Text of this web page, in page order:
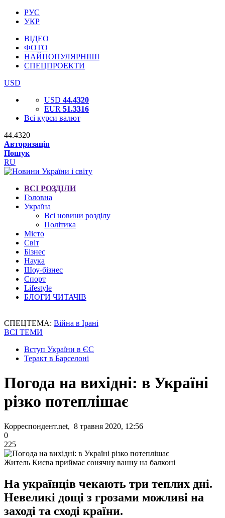
РУС
УКР
ВІДЕО
ФОТО
НАЙПОПУЛЯРНІШІ
СПЕЦПРОЕКТИ
USD
USD 44.4320
EUR 51.3316
Всі курси валют
44.4320
Авторизація
Пошук
RU
ВСІ РОЗДІЛИ
Головна
Україна
Всі новини розділу
Політика
Місто
Світ
Бізнес
Наука
Шоу-бізнес
Спорт
Lifestyle
БЛОГИ ЧИТАЧІВ
СПЕЦТЕМА: Війна в Ірані
ВСІ ТЕМИ
Вступ України в ЄС
Теракт в Барселоні
Погода на вихідні: в Україні
різко потеплішає
Корреспондент.net, 8 травня 2020, 12:56
0
225
Житель Києва приймає сонячну ванну на балконі
На українців чекають три теплих дні.
Невеликі дощі з грозами можливі на
заході та сході країни.